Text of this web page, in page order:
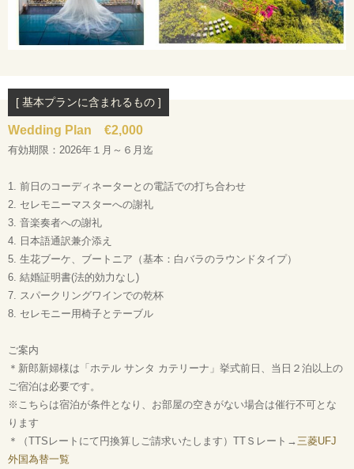
[ 基本プランに含まれるもの ]
Wedding Plan €2,000
有効期限：2026年１月～６月迄
1. 前日のコーディネーターとの電話での打ち合わせ
2. セレモニーマスターへの謝礼
3. 音楽奏者への謝礼
4. 日本語通訳兼介添え
5. 生花ブーケ、ブートニア（基本：白バラのラウンドタイプ）
6. 結婚証明書(法的効力なし)
7. スパークリングワインでの乾杯
8. セレモニー用椅子とテーブル
ご案内
＊新郎新婦様は「 ホテル サンタ カテリーナ」挙式前日、当日２泊以上の
ご宿泊は必要です。
※こちらは宿泊が条件となり、お部屋の空きがない場合は催行不可とな
ります
＊
（TTSレートにて円換算しご請求いたします） TTＳレート→ 三菱UFJ
外国為替一覧